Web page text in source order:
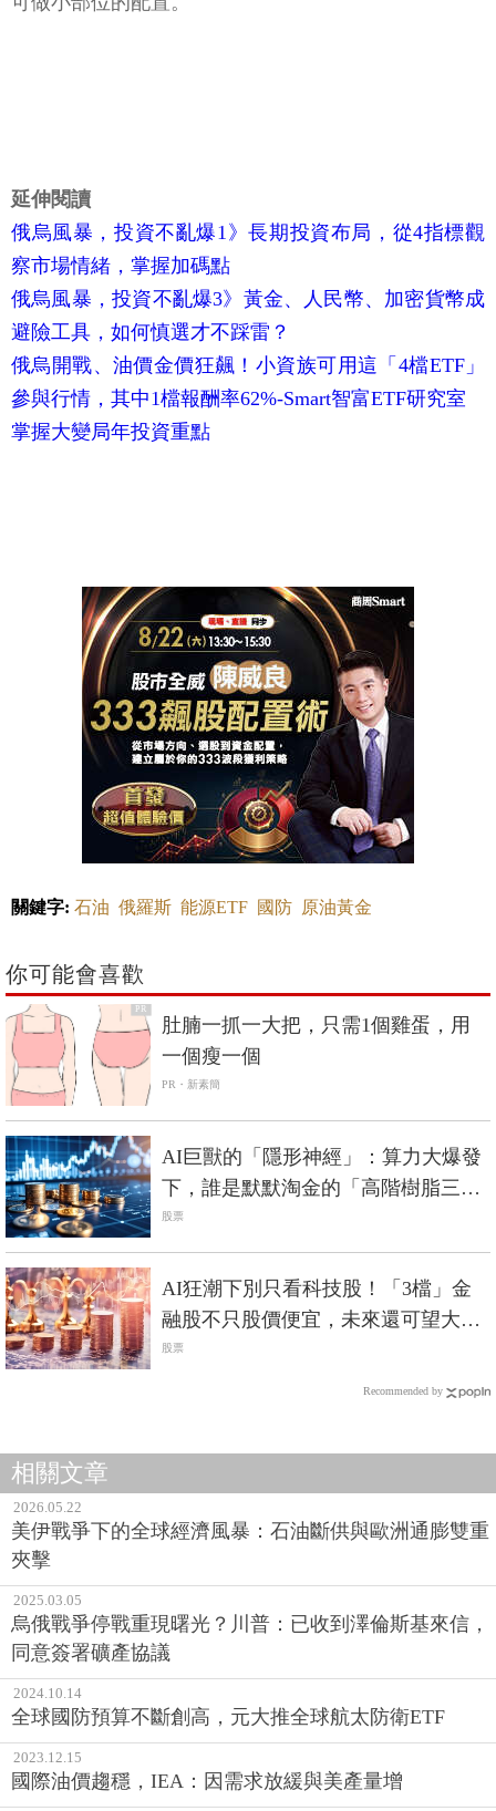
延伸閱讀
俄烏風暴，投資不亂爆1》長期投資布局，從4指標觀
察市場情緒，掌握加碼點
俄烏風暴，投資不亂爆3》黃金、人民幣、加密貨幣成
避險工具，如何慎選才不踩雷？
俄烏開戰、油價金價狂飆！小資族可用這「4檔ETF」
參與行情，其中1檔報酬率62%-Smart智富ETF研究室
掌握大變局年投資重點
關鍵字: 石油 俄羅斯 能源ETF 國防 原油黃金
你可能會喜歡
PR
肚腩一抓一大把，只需1個雞蛋，用
一個瘦一個
PR・新素簡
AI巨獸的「隱形神經」：算力大爆發
下，誰是默默淘金的「高階樹脂三
雄」？
股票
AI狂潮下別只看科技股！「3檔」金
融股不只股價便宜，未來還可望大暴
漲？
股票
Recommended by
相關文章
2026.05.22
美伊戰爭下的全球經濟風暴：石油斷供與歐洲通膨雙重
夾擊
2025.03.05
烏俄戰爭停戰重現曙光？川普：已收到澤倫斯基來信，
同意簽署礦產協議
2024.10.14
全球國防預算不斷創高，元大推全球航太防衛ETF
2023.12.15
國際油價趨穩，IEA：因需求放緩與美產量增